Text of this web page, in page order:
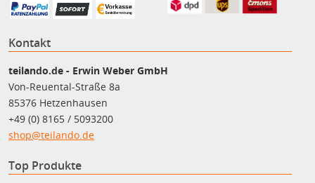
Kontakt
teilando.de - Erwin Weber GmbH
Von-Reuental-Straße 8a
85376 Hetzenhausen
+49 (0) 8165 / 5093200
shop@teilando.de
Top Produkte